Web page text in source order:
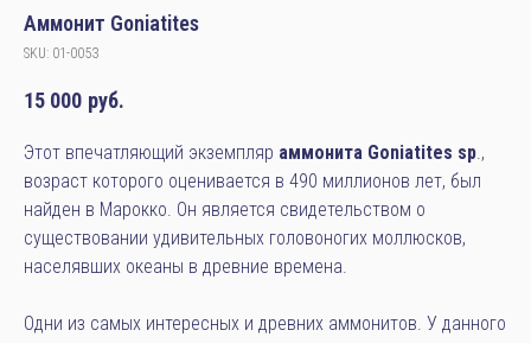
Аммонит Goniatites
SKU: 01-0053
15 000 руб.
Этот впечатляющий экземпляр аммонита Goniatites sp.,
возраст которого оценивается в 490 миллионов лет, был
найден в Марокко. Он является свидетельством о
существовании удивительных головоногих моллюсков,
населявших океаны в древние времена.
Одни из самых интересных и древних аммонитов. У данного